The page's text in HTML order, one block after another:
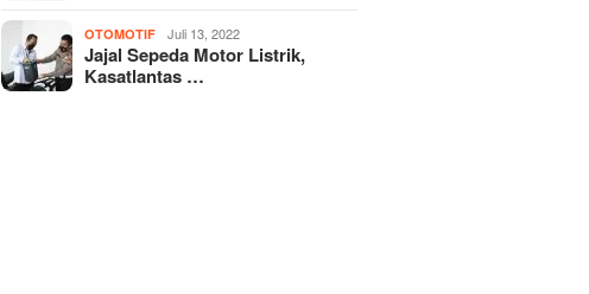
OTOMOTIF Juli 13, 2022
Jajal Sepeda Motor Listrik,
Kasatlantas …